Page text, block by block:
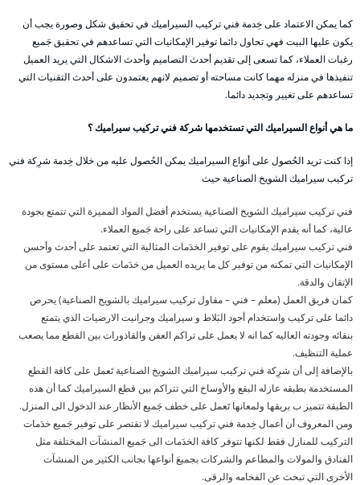
كما يمكن الاعتماد على خِدمة فني تركيب السيراميك في تحقيق شكل وصورة يجب أن
يكون عليها البيت فهي تحاول دائما توفير الإمكانيات التي تساعدهم في تحقيق جَميع
رغبات العملاء، كما تسعى إلى تقديم أحدث التصاميم وأحدث الاشكال التي يريد العميل
تنفيذها في منزله مهما كانت مساحته أو تصميم لانهم يعتمدون على أحدث التقنيات التي
تساعدهم على تغيير وتجديد دائما.
ما هي أنواع السيراميك التي تستخدمها شركة فني تركيب سيراميك ؟
إذا كنت تريد الحُصول على أنوَاع السيراميك يمكن الحُصول عليه من خلال خِدمة شرِكة فني
تركيب سيراميك الشويخ الصناعية حيث
فني تركيب سيراميك الشويخ الصناعية يستخدم أفضل المواد المميزة التي تتمتع بجودة
عالية، كما أنه يقدم الإمكانيات التي تساعد على راحة جَميع العملاء.
فني تركيب سيراميك يقوم على توفير الخدَمات المثالية التي تعتمد على أحدث وأحسن
الإمكانيات التي تمكنه من توفير كل ما يريده العميل من خدَمات على أعلى مستوى من
الإتقان والدقة.
كمان فريق العمل (معلم – فني – مقاول تركيب سيراميك بالشويخ الصناعية) يحرص
دائما على تركيب واستخدام أجود البَلاط و سيراميك وجرانيت الارضيات الذي يتمتع
بنقائه وجودته العاليه كما انه لا يعمل على تراكم العفن والقاذورات بين القطع مما يصعب
عملية التنظيف.
بالإضافة إلى أن شرِكة فني تركيب سيراميك الشويخ الصناعية تَعمل على كافة القطع
المستخدمة بطبقه عازله البقع والأوساخ التي تتراكم بين قطع السيراميك كما أن هذه
الطبقة تتميز ب بريقها ولمعانها تَعمل على خطف جَميع الأنظار عند الدخول الى المنزل.
ومن المعروف أن أعمال خِدمة فني تركيب سيراميك لا تقتصر على توفير جَميع خدَمات
التركيب للمنازل فقط لكنها تتوفر كافة الخدَمات الى جَميع المنشآت المختلفة مثل
الفنادق والمولات والمطاعم والشركات بجميعَ أنواعها بجانب الكثير من المنشآت
الأخرى التي تبحث عن الفخامه والرقى.